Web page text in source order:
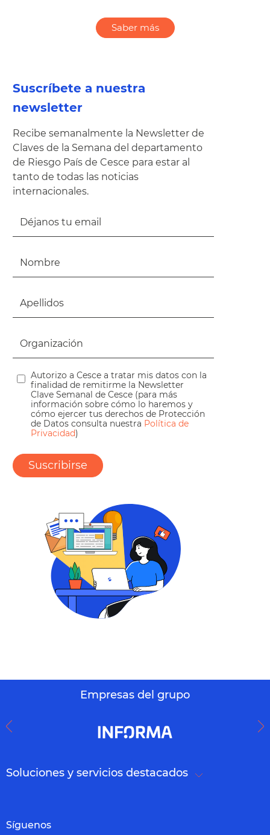
Saber más
Suscríbete a nuestra
newsletter
Recibe semanalmente la Newsletter de
Claves de la Semana del departamento
de Riesgo País de Cesce para estar al
tanto de todas las noticias
internacionales.
Autorizo a Cesce a tratar mis datos con la
finalidad de remitirme la Newsletter
Clave Semanal de Cesce (para más
información sobre cómo lo haremos y
cómo ejercer tus derechos de Protección
de Datos consulta nuestra Política de
Privacidad)
Empresas del grupo
Soluciones y servicios destacados
Síguenos